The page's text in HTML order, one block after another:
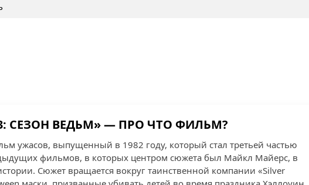
СЕЗОН ВЕДЬМ» — ПРО ЧТО ФИЛЬМ?
ужасов, выпущенный в 1982 году, который стал третьей частью
фильмов, в которых центром сюжета был Майкл Майерс, в
Сюжет вращается вокруг таинственной компании «Silver